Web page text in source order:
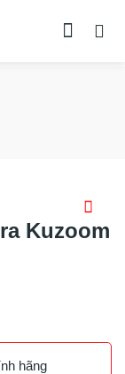
Kuzoom
hãng